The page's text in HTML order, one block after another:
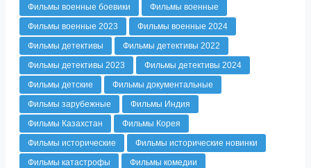
Фильмы военные боевики
Фильмы военные
Фильмы военные 2023
Фильмы военные 2024
Фильмы детективы
Фильмы детективы 2022
Фильмы детективы 2023
Фильмы детективы 2024
Фильмы детские
Фильмы документальные
Фильмы зарубежные
Фильмы Индия
Фильмы Казахстан
Фильмы Корея
Фильмы исторические
Фильмы исторические новинки
Фильмы катастрофы
Фильмы комедии